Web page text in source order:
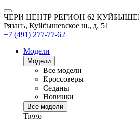
ЧЕРИ ЦЕНТР РЕГИОН 62
Рязань, Куйбышевское ш., д. 51
+7 (491) 277-77-62
Модели
Модели
Все модели
Кроссоверы
Седаны
Новинки
Все модели
Tiggo